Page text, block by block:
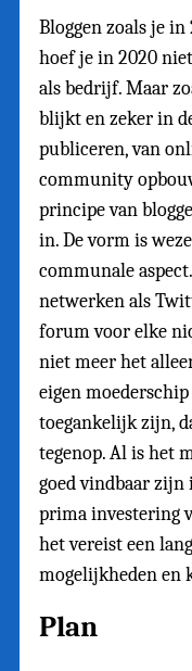
Bloggen zoals je in
hoef je in 2020
als bedrijf. Maar
blijkt en zeker in
publiceren, van
community
principe van
in. De vorm is
communale
netwerken als
forum voor elke
niet meer het
eigen
toegankelijk zijn,
tegenop. Al is het
goed vindbaar zijn
prima investering
het vereist een
mogelijkheden en
Plan